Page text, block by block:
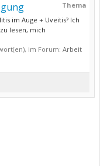
Thema
im Auge + Uveitis? Ich
lesen, mich
im Forum: Arbeit